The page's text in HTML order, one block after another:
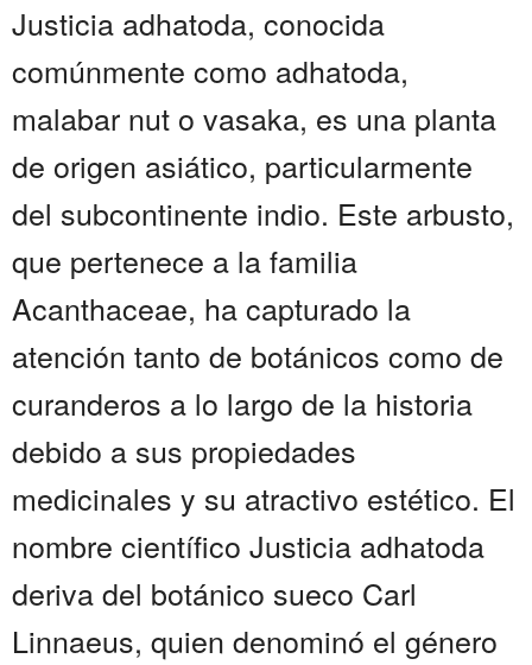
Justicia adhatoda, conocida
comúnmente como adhatoda,
malabar nut o vasaka, es una planta
de origen asiático, particularmente
del subcontinente indio. Este arbusto,
que pertenece a la familia
Acanthaceae, ha capturado la
atención tanto de botánicos como de
curanderos a lo largo de la historia
debido a sus propiedades
medicinales y su atractivo estético. El
nombre científico Justicia adhatoda
deriva del botánico sueco Carl
Linnaeus, quien denominó el género